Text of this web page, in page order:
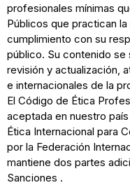
profesionales mínimas
Públicos que practican
cumplimiento con su
público. Su contenido
revisión y actualización,
e internacionales de la
El Código de Ética
aceptada en nuestro
Ética Internacional para
por la Federación
mantiene dos partes
Sanciones .